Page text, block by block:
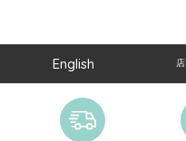
English